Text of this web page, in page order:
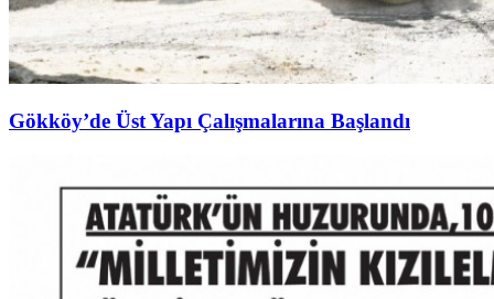
Gökköy’de Üst Yapı Çalışmalarına Başlandı